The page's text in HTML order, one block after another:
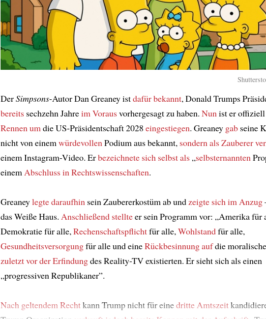
DerSimpsons-Autor Dan Greaney istdafür bekannt, Donald Trumps
bereits sechzehn Jahreim Vorausvorhergesagt zu haben. Nunist er
Rennen umdie US-Präsidentschaft 2028 eingestiegen. Greaney gab seine
nicht von einemwürdevollenPodium aus bekannt, sondern als Zauberer
einem Instagram-Video. Erbezeichnete sich selbst als „selbsternannten
einemAbschluss in Rechtswissenschaften.
Greaneylegtedaraufhin sein Zaubererkostüm ab undzeigte sich im Anzug
das Weiße Haus. Anschließend stellteer sein Programm vor: „Amerika für
Demokratie für alle,Rechenschaftspflichtfür alle,Wohlstandfür alle,
Gesundheitsversorgungfür alle und eineRückbesinnung aufdie
zuletztvor der Erfindungdes Reality-TV existierten. Er sieht sich als einen
„progressiven Republikaner”.
Nach geltendem Rechtkann Trump nicht für einedritte Amtszeit